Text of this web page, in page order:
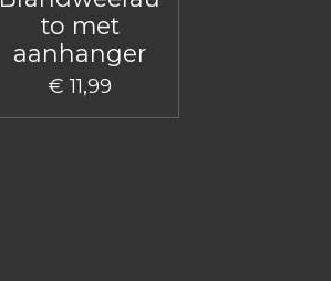
to met
aanhanger
€ 11,99